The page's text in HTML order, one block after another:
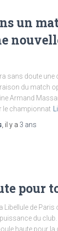
un
sans doute
du match
Armand
le championnat
, il y a 3 ans
pour
Libellule de
du
haute pour